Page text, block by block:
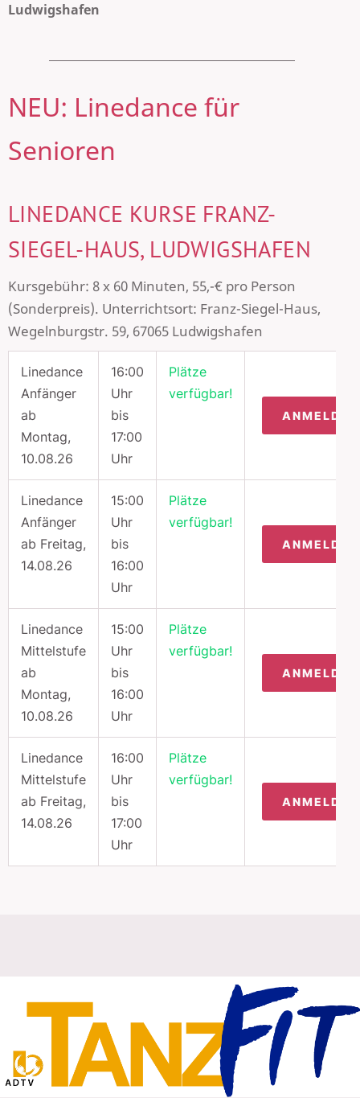
Ludwigshafen
NEU: Linedance für
Senioren
LINEDANCE KURSE FRANZ-
SIEGEL-HAUS, LUDWIGSHAFEN
Kursgebühr: 8 x 60 Minuten, 55,-€ pro Person
(Sonderpreis). Unterrichtsort: Franz-Siegel-Haus,
Wegelnburgstr. 59, 67065 Ludwigshafen
Linedance
Anfänger
ab
Montag,
10.08.26
16:00
Uhr
bis
17:00
Uhr
Plätze
verfügbar!
Linedance
Anfänger
ab Freitag,
14.08.26
15:00
Uhr
bis
16:00
Uhr
Plätze
verfügbar!
Linedance
Mittelstufe
ab
Montag,
10.08.26
15:00
Uhr
bis
16:00
Uhr
Plätze
verfügbar!
Linedance
Mittelstufe
ab Freitag,
14.08.26
16:00
Uhr
bis
17:00
Uhr
Plätze
verfügbar!